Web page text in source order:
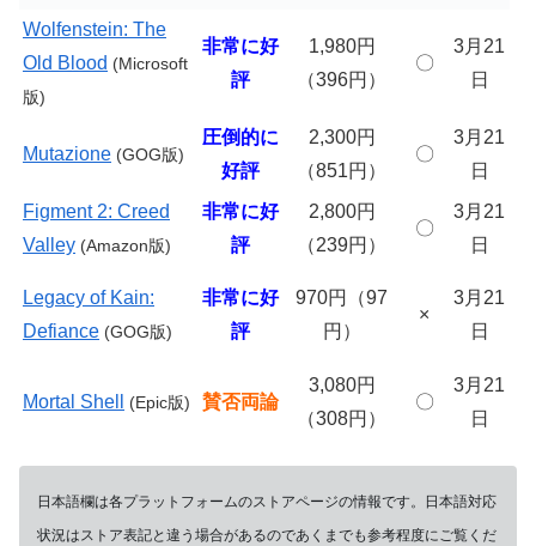
Wolfenstein: The
Old Blood (Microsoft
版)
非常に好
評
1,980円
（396円）
〇
3月21
日
Mutazione (GOG版)
圧倒的に
好評
2,300円
（851円）
〇
3月21
日
Figment 2: Creed
Valley (Amazon版)
非常に好
評
2,800円
（239円）
〇
3月21
日
Legacy of Kain:
Defiance (GOG版)
非常に好
評
970円（97
円）
×
3月21
日
Mortal Shell (Epic版) 賛否両論
3,080円
（308円）
〇
3月21
日
日本語欄は各プラットフォームのストアページの情報です。日本語対応
状況はストア表記と違う場合があるのであくまでも参考程度にご覧くだ